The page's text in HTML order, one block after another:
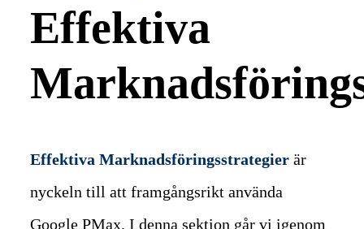
Effektiva
Effektiva Marknadsföringsstrategier är
nyckeln till att framgångsrikt använda
Google PMax. I denna sektion går vi igenom